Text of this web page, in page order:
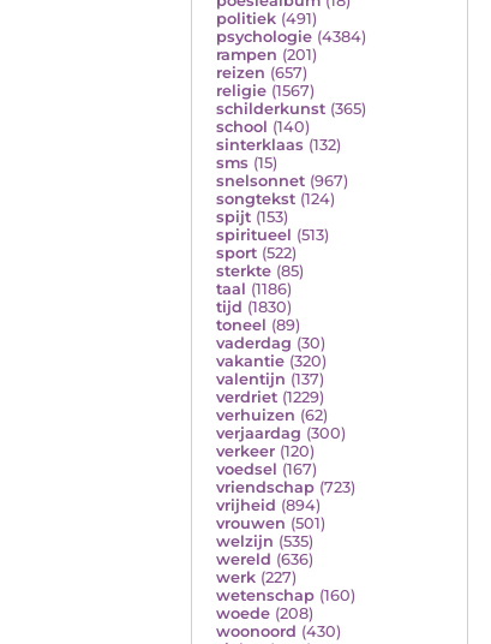
politiek (491)
psychologie (4384)
rampen (201)
reizen (657)
religie (1567)
schilderkunst (365)
school (140)
sinterklaas (132)
sms (15)
snelsonnet (967)
songtekst (124)
spijt (153)
spiritueel (513)
sport (522)
sterkte (85)
taal (1186)
tijd (1830)
toneel (89)
vaderdag (30)
vakantie (320)
valentijn (137)
verdriet (1229)
verhuizen (62)
verjaardag (300)
verkeer (120)
voedsel (167)
vriendschap (723)
vrijheid (894)
vrouwen (501)
welzijn (535)
wereld (636)
werk (227)
wetenschap (160)
woede (208)
woonoord (430)